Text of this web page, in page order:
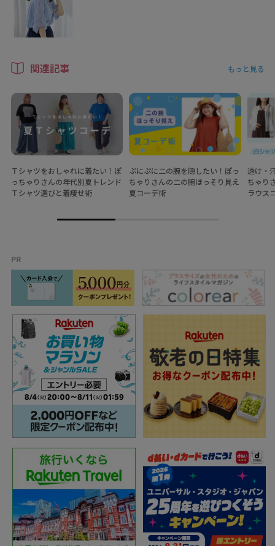
関連記事 もっと見る
Ｔシャツをおしゃれに着たい！ぽ
っちゃりさんの年代別夏トレンド
Ｔシャツ選びと着痩せ術
ぷにぷに二の腕を隠したい！ぽっ
ちゃりさんの二の腕ほっそり見え
夏コーデ術
透け・
ちゃり
ラウス
PR